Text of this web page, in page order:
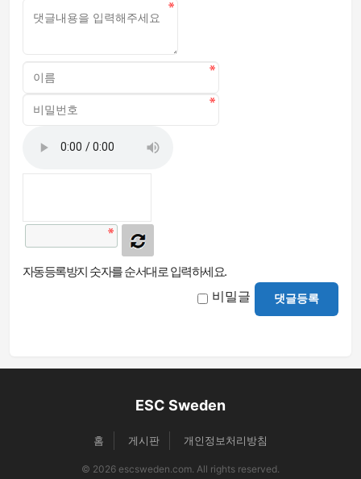
자동등록방지 숫자를 순서대로 입력하세요.
비밀글 댓글등록
ESC Sweden
홈 게시판 개인정보처리방침
© 2026 escsweden.com. All rights reserved.